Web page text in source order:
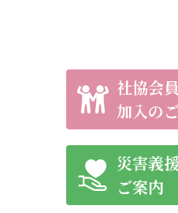
社協会員
加入の
災害義
ご案内